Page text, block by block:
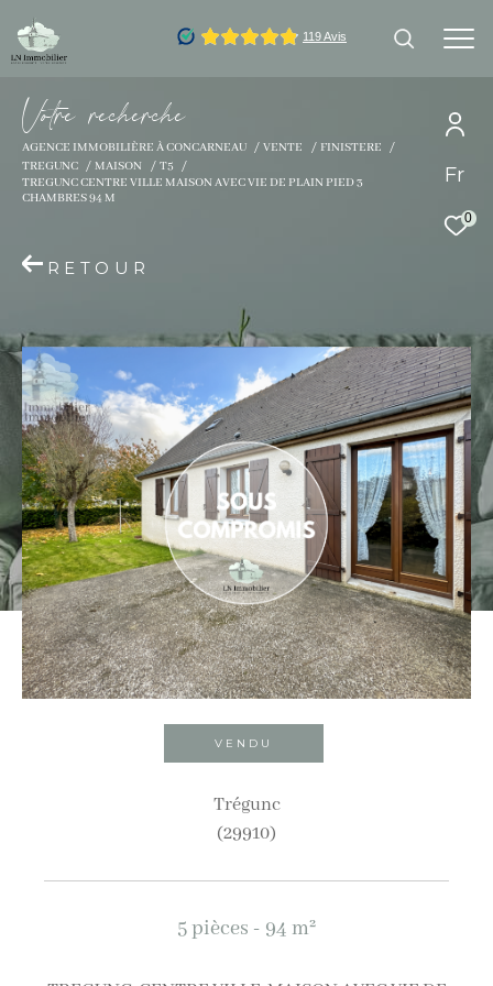
Fr
0
Votre recherche
AGENCE IMMOBILIÈRE À CONCARNEAU VENTE
FINISTERE
TREGUNC
MAISON
T5
TREGUNC CENTRE VILLE MAISON AVEC VIE DE PLAIN PIED 3
CHAMBRES 94 M
RETOUR
VENDU
Trégunc
(29910)
5 pièces - 94 m²
Effectuer une recherche
Vente
Type de bien
Type de bien
Ville
Budget
Budget
Surface